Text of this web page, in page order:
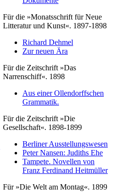
Für die »Monatsschrift für Neue
Litteratur und Kunst«. 1897-1898
Richard Dehmel
Zur neuen Ära
Für die Zeitschrift »Das
Narrenschiff«. 1898
Aus einer Ollendorffschen
Grammatik.
Für die Zeitschrift »Die
Gesellschaft«. 1898-1899
Berliner Ausstellungswesen
Peter Nansen: Judiths Ehe
Tampete. Novellen von
Franz Ferdinand Heitmüller
Für »Die Welt am Montag«. 1899